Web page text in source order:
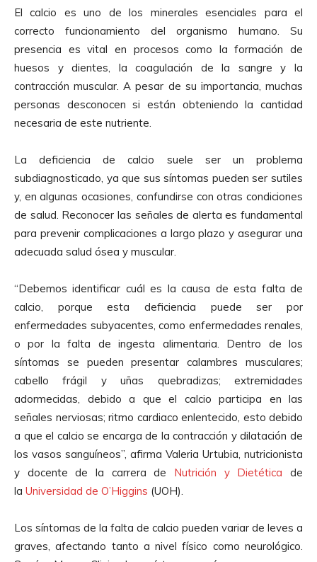
El calcio es uno de los minerales esenciales para el
correcto funcionamiento del organismo humano. Su
presencia es vital en procesos como la formación de
huesos y dientes, la coagulación de la sangre y la
contracción muscular. A pesar de su importancia, muchas
personas desconocen si están obteniendo la cantidad
necesaria de este nutriente.
La deficiencia de calcio suele ser un problema
subdiagnosticado, ya que sus síntomas pueden ser sutiles
y, en algunas ocasiones, confundirse con otras condiciones
de salud. Reconocer las señales de alerta es fundamental
para prevenir complicaciones a largo plazo y asegurar una
adecuada salud ósea y muscular.
“Debemos identificar cuál es la causa de esta falta de
calcio, porque esta deficiencia puede ser por
enfermedades subyacentes, como enfermedades renales,
o por la falta de ingesta alimentaria. Dentro de los
síntomas se pueden presentar calambres musculares;
cabello frágil y uñas quebradizas; extremidades
adormecidas, debido a que el calcio participa en las
señales nerviosas; ritmo cardiaco enlentecido, esto debido
a que el calcio se encarga de la contracción y dilatación de
los vasos sanguíneos”, afirma Valeria Urtubia, nutricionista
y docente de la carrera de Nutrición y Dietética de
la Universidad de O’Higgins (UOH).
Los síntomas de la falta de calcio pueden variar de leves a
graves, afectando tanto a nivel físico como neurológico.